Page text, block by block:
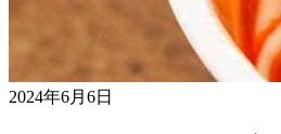
2024年6月6日